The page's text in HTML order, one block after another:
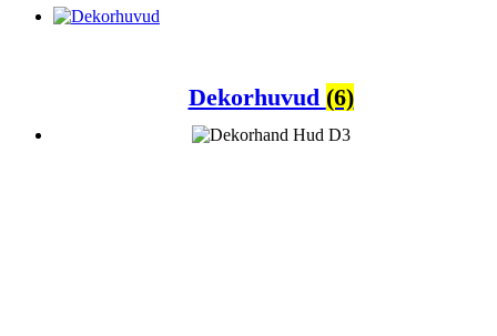
Dekorhuvud (6)